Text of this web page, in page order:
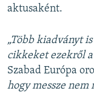
aktusaként.
„Több kiadványt
cikkeket ezekről
Szabad Európa
hogy messze